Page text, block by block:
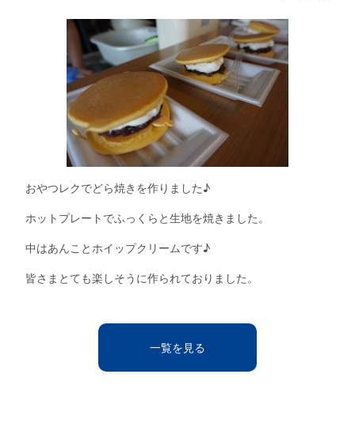
おやつレクでどら焼きを作りました♪
ホットプレートでふっくらと生地を焼きました。
中はあんことホイップクリームです♪
皆さまとても楽しそうに作られておりました。
一覧を見る